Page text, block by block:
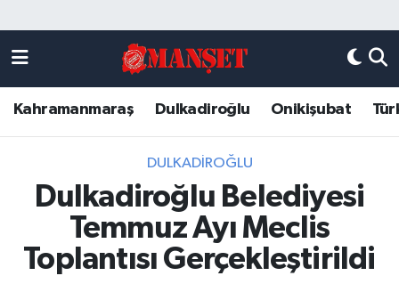
Kahramanmaraş Dulkadiroğlu Onikişubat
DULKADİROĞLU
Dulkadiroğlu Belediyesi
Temmuz Ayı Meclis
Toplantısı Gerçekleştirildi
DULKADİROĞLU
KAHRAMANMARAŞ
ONİKİŞUBAT
ÖZEL HABER
Kahramanmaraş Nöbetçi Eczaneler
Kahramanmaraş Hava Durumu
Kahramanmaraş Trafik Yoğunluk Haritası
Süper Lig Puan Durumu ve Fikstür
Tüm Manşetler